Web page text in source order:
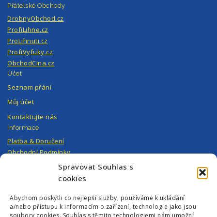
Spravovat Souhlas s
cookies
Abychom poskytli co nejlepší služby, používáme k ukládání
a/nebo přístupu k informacím o zařízení, technologie jako jsou
soubory cookies. Souhlas s těmito technologiemi nám umožní
Přátelské Obchody
DrobnyObchod.cz
ProfiLihne.cz
ProLihnuti.cz
ProfiVyfuky.cz
ObchodCina.cz
Účet
Seznam přání
Můj účet
Kontaktujte nás
Informace
Platba & Doručení
Obchodní Podmínky
Ochrana Osobních Údajů
Kontaktujte nás